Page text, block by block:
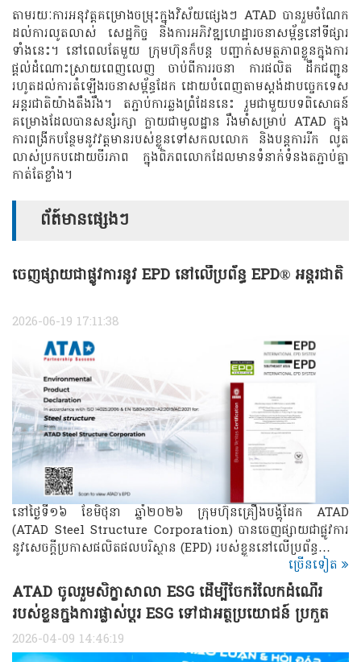
តាមរយៈការអនុវត្តគម្រោងចម្រុះក្នុងវិស័យផ្សេងៗ ATAD បានរួមចំណែក
ដល់ការលូតលាស់ សេដ្ឋកិច្ច និងការអភិវឌ្ឍហេដ្ឋារចនាសម្ព័ន្ធនៅទីផ្សារ
ទាំងនេះ។ នៅពេលតែមួយ ក្រុមហ៊ុនក៏បន្ត បញ្ជាក់សមត្ថភាពខ្លួនក្នុងការ
ផ្តល់ដំណោះស្រាយពេញលេញ ចាប់ពីការរចនា ការផលិត ដឹកជញ្ជូន
រហូតដល់ការតំឡើងរចនាសម្ព័ន្ធដែក ដោយបំពេញតាមស្តង់ដាបច្ចេកទេស
អន្តរជាតិយ៉ាងតឹងរឹង។ តភ្ជាប់ការឆ្លងព្រំដែននេះ រួមជាមួយបទពិសោធន៍
គម្រោងដែលបានសន្សំរក្សា ក្លាយជាមូលដ្ឋាន រឹងមាំសម្រាប់ ATAD ក្នុង
ការពង្រីកបន្ថែមនូវវត្តមានរបស់ខ្លួនទៅសកលលោក និងបន្តការរីក លូត
លាស់ប្រកបដោយចីរភាព ក្នុងពិភពលោកដែលមានទំនាក់ទំនងតភ្ជាប់គ្នា
កាត់តែខ្លាំង។
ព័ត៍មានផ្សេងៗ
ចេញផ្សាយជាផ្លូវការនូវ EPD នៅលើប្រព័ន្ធ EPD® អន្តរជាតិ
2026-06-19 17:11:38
នៅថ្ងៃទី១៦ ខែមិថុនា ឆ្នាំ២០២៦ ក្រុមហ៊ុនគ្រឿងបង្គុំដែក ATAD
(ATAD Steel Structure Corporation) បានចេញផ្សាយជាផ្លូវការ
នូវសេចក្តីប្រកាសផលិតផលបរិស្ថាន (EPD) របស់ខ្លួននៅលើប្រព័ន្ធ…
ច្រើនទៀត
ATAD ចូលរួមសិក្ខាសាលា ESG ដើម្បីចែករំលែកដំណើរ
របស់ខ្លួនក្នុងការផ្លាស់ប្តូរ ESG ទៅជាអត្ថប្រយោជន៍ ប្រកួត
ប្រជែងប្រកបដោយចីរភាព
2026-04-09 14:46:19